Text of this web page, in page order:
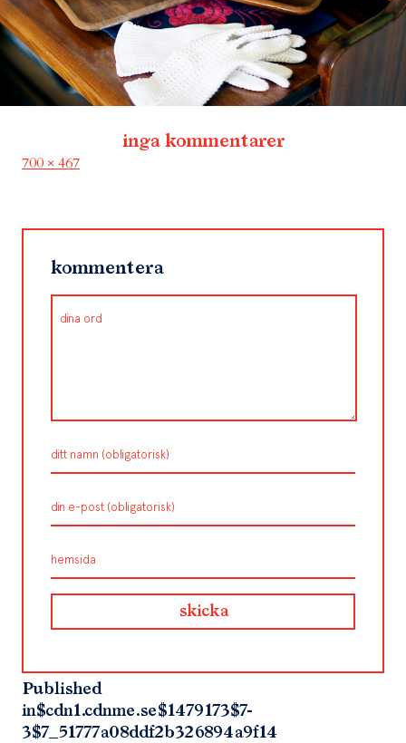
inga kommentarer
Full
700 × 467
kommentera
Published
in$cdn1.cdnme.se$1479173$7-
3$7_51777a08ddf2b326894a9f14